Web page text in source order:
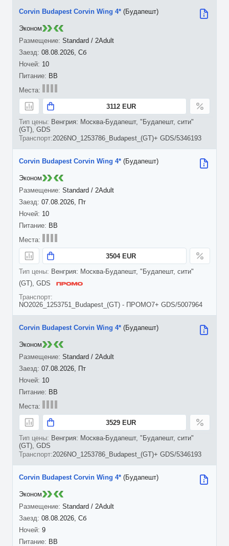
08.08.2026, Сб
10
Corvin Budapest Corvin Wing 4* (Будапешт)
Standard / 2Adult
BB
3112 EUR
Венгрия: Москва-Будапешт, "Будапешт, сити"
(GT), GDS
2026NO_1253786_Budapest_(GT)+ GDS/5346193
Эконом
07.08.2026, Пт
10
Corvin Budapest Corvin Wing 4* (Будапешт)
Standard / 2Adult
BB
3504 EUR
Венгрия: Москва-Будапешт, "Будапешт, сити"
(GT), GDS
NO2026_1253751_Budapest_(GT) - ПРОМО7+ GDS/5007964
Эконом
07.08.2026, Пт
10
Corvin Budapest Corvin Wing 4* (Будапешт)
Standard / 2Adult
BB
3529 EUR
Венгрия: Москва-Будапешт, "Будапешт, сити"
(GT), GDS
2026NO_1253786_Budapest_(GT)+ GDS/5346193
Эконом
08.08.2026, Сб
9
Corvin Budapest Corvin Wing 4* (Будапешт)
Standard / 2Adult
BB
Эконом